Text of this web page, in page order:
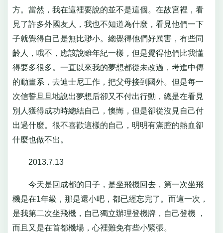
方。當然，我在這裡要說的並不是這個。在故宮裡，看
見了許多外國友人，我也不知道為什麼，看見他們一下
子就覺得自己是無比渺小。總覺得他們好厲害，有些同
齡人，哦不，應該說雖年紀一樣，但是覺得他們比我懂
得要多很多。一直以來我的夢想都從未改過，考進中傳
的動畫系，去迪士尼工作，把父母接到國外。但是每一
次信誓旦旦地說出夢想后卻又不付出行動，總是在看見
別人獲得成功時總結自己，懊悔，但是卻從沒見自己付
出過什麼。很不喜歡這樣的自己，明明有滿腔的熱血卻
什麼也做不出。
2013.7.13
今天是回成都的日子，是坐飛機回去，第一次坐飛
機是在1年級，那是還小吧，都已經忘完了。而這一次，
是我第二次坐飛機，自己獨立辦理登機牌，自己登機 ，
而且又是在首都機場，心裡難免有些小緊張。